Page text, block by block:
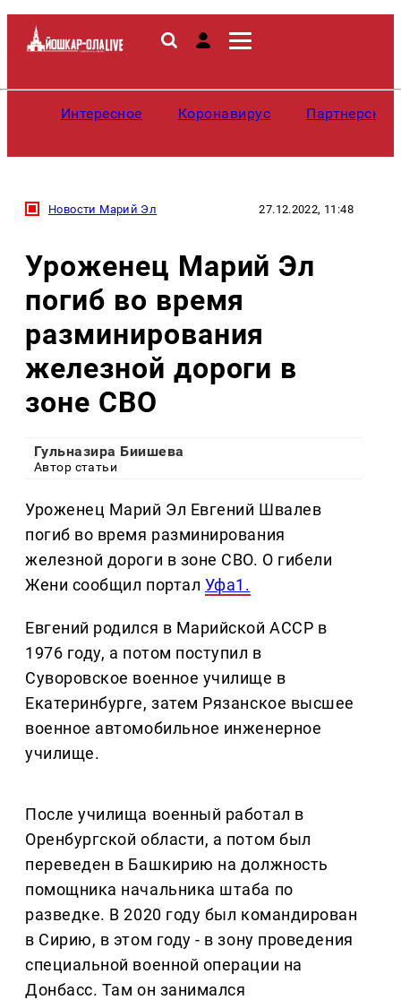
Интересное Коронавирус
Новости Марий Эл 27.12.2022, 11:48
Уроженец Марий Эл
погиб во время
разминирования
железной дороги в
зоне СВО
Гульназира Биишева
Автор статьи
Уроженец Марий Эл Евгений Швалев
погиб во время разминирования
железной дороги в зоне СВО. О гибели
Жени сообщил портал Уфа1.
Евгений родился в Марийской АССР в
1976 году, а потом поступил в
Суворовское военное училище в
Екатеринбурге, затем Рязанское высшее
военное автомобильное инженерное
училище.
После училища военный работал в
Оренбургской области, а потом был
переведен в Башкирию на должность
помощника начальника штаба по
разведке. В 2020 году был командирован
в Сирию, в этом году - в зону проведения
специальной военной операции на
Донбасс. Там он занимался